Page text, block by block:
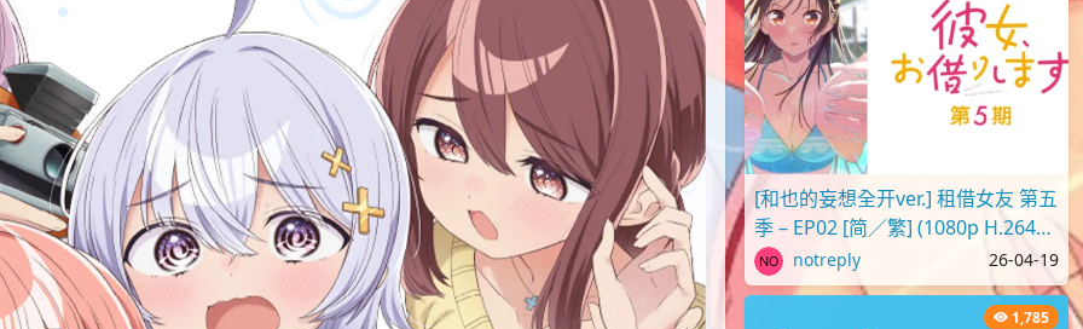
[和也的妄想全开ver.] 租借女友 第五
季 – EP02 [简／繁] (1080p H.264
AAC SRTx2) {出租女友 | 彼..
notreply 26-04-19
1,785